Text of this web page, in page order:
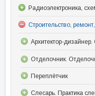
Радиоэлектроника,
Строительство,
Архитектор-
Отделочник.
Переплётчик
Слесарь. Практика